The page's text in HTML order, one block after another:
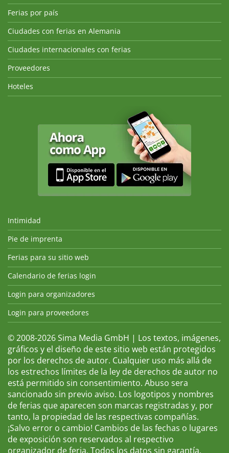
Ferias por país
Ciudades con ferias en Alemania
Ciudades internacionales con ferias
Proveedores
Hoteles
Intimidad
Pie de imprenta
Ferias para su sitio web
Calendario de ferias login
Login para organizadores
Login para proveedores
© 2008-2026 Sima Media GmbH | Los textos, imágenes,
gráficos y el diseño de este sitio web están protegidos
por los derechos de autor. Cualquier uso más allá de
los estrechos límites de la ley de derechos de autor no
está permitido sin consentimiento. Abuso sera
sancionado sin previo aviso. Los logotipos y nombres
de ferias que aparecen son marcas registradas y, por
tanto, la propiedad de las respectivas compañías.
¡Salvo error o cambio! Cambios de las fechas o lugares
de exposición son reservados al respectivo
organizador de feria. Todos los datos sin garantía.